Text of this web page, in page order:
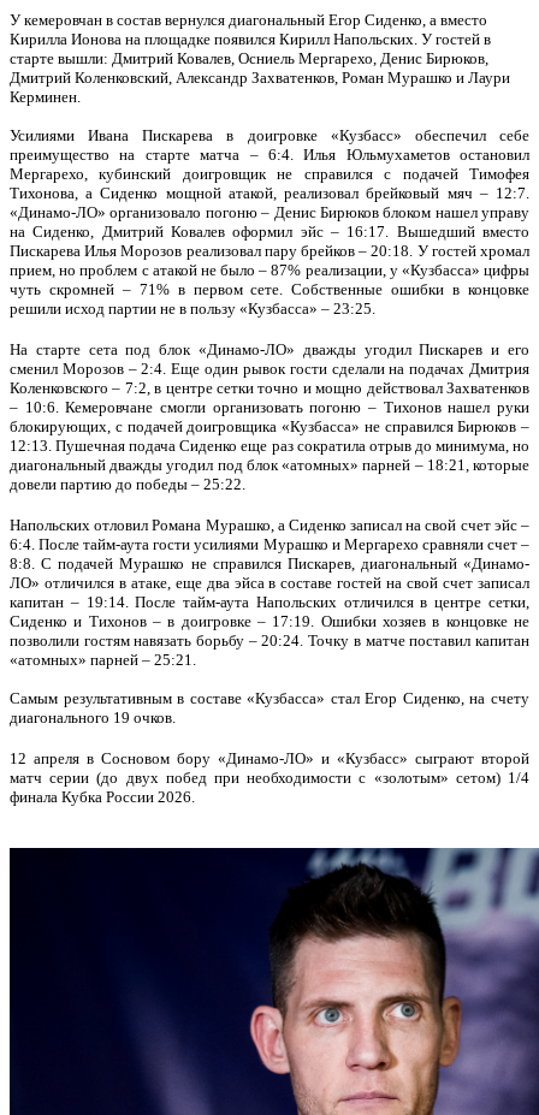
У кемеровчан в состав вернулся диагональный Егор Сиденко, а вместо
Кирилла Ионова на площадке появился Кирилл Напольских. У гостей в
старте вышли: Дмитрий Ковалев, Осниель Мергарехо, Денис Бирюков,
Дмитрий Коленковский, Александр Захватенков, Роман Мурашко и Лаури
Керминен.
Усилиями Ивана Пискарева в доигровке «Кузбасс» обеспечил себе
преимущество на старте матча – 6:4. Илья Юльмухаметов остановил
Мергарехо, кубинский доигровщик не справился с подачей Тимофея
Тихонова, а Сиденко мощной атакой, реализовал брейковый мяч – 12:7.
«Динамо-ЛО» организовало погоню – Денис Бирюков блоком нашел управу
на Сиденко, Дмитрий Ковалев оформил эйс – 16:17. Вышедший вместо
Пискарева Илья Морозов реализовал пару брейков – 20:18. У гостей хромал
прием, но проблем с атакой не было – 87% реализации, у «Кузбасса» цифры
чуть скромней – 71% в первом сете. Собственные ошибки в концовке
решили исход партии не в пользу «Кузбасса» – 23:25.
На старте сета под блок «Динамо-ЛО» дважды угодил Пискарев и его
сменил Морозов – 2:4. Еще один рывок гости сделали на подачах Дмитрия
Коленковского – 7:2, в центре сетки точно и мощно действовал Захватенков
– 10:6. Кемеровчане смогли организовать погоню – Тихонов нашел руки
блокирующих, с подачей доигровщика «Кузбасса» не справился Бирюков –
12:13. Пушечная подача Сиденко еще раз сократила отрыв до минимума, но
диагональный дважды угодил под блок «атомных» парней – 18:21, которые
довели партию до победы – 25:22.
Напольских отловил Романа Мурашко, а Сиденко записал на свой счет эйс –
6:4. После тайм-аута гости усилиями Мурашко и Мергарехо сравняли счет –
8:8. С подачей Мурашко не справился Пискарев, диагональный «Динамо-
ЛО» отличился в атаке, еще два эйса в составе гостей на свой счет записал
капитан – 19:14. После тайм-аута Напольских отличился в центре сетки,
Сиденко и Тихонов – в доигровке – 17:19. Ошибки хозяев в концовке не
позволили гостям навязать борьбу – 20:24. Точку в матче поставил капитан
«атомных» парней – 25:21.
Самым результативным в составе «Кузбасса» стал Егор Сиденко, на счету
диагонального 19 очков.
12 апреля в Сосновом бору «Динамо-ЛО» и «Кузбасс» сыграют второй
матч серии (до двух побед при необходимости с «золотым» сетом) 1/4
финала Кубка России 2026.